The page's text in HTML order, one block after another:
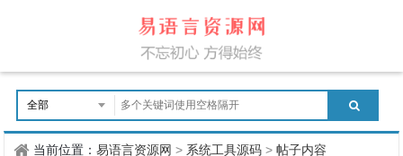
当前位置：易语言资源网 > 系统工具源码 >帖子内容